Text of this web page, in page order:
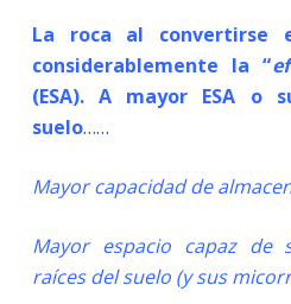
La roca al convertirse
considerablemente la “
(ESA). A mayor ESA o
suelo……
Mayor capacidad de
Mayor espacio capaz de
raíces del suelo (y sus